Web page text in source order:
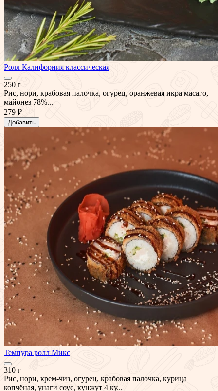
Ролл Калифорния классическая
250 г
Рис, нори, крабовая палочка, огурец, оранжевая икра масаго,
майонез 78%...
279 ₽
Добавить
Темпура ролл Микс
310 г
Рис, нори, крем-чиз, огурец, крабовая палочка, курица
копчёная, унаги соус, кунжут 4 ку...